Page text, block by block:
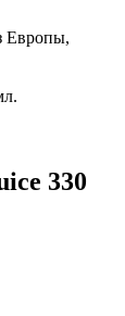
Европы,
330